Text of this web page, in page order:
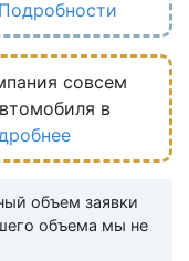
Подробности
совсем
в
объем заявки
объема мы не